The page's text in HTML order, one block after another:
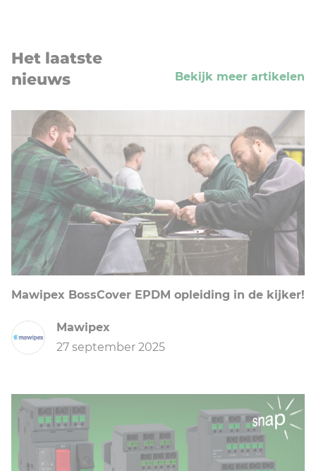
Het laatste
nieuws
Bekijk meer artikelen
Mawipex BossCover EPDM opleiding in de kijker!
Mawipex
27 september 2025